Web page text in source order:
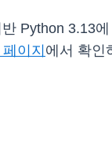
Python 3.13
이지 에서 확인